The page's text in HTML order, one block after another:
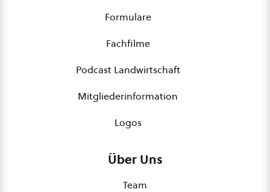
Formulare
Fachfilme
Podcast Landwirtschaft
Mitgliederinformation
Logos
Über Uns
Team